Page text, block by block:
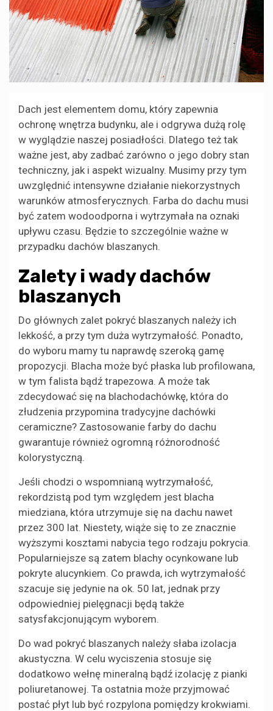
Dach jest elementem domu, który zapewnia
ochronę wnętrza budynku, ale i odgrywa dużą rolę
w wyglądzie naszej posiadłości. Dlatego też tak
ważne jest, aby zadbać zarówno o jego dobry stan
techniczny, jak i aspekt wizualny. Musimy przy tym
uwzględnić intensywne działanie niekorzystnych
warunków atmosferycznych. Farba do dachu musi
być zatem wodoodporna i wytrzymała na oznaki
upływu czasu. Będzie to szczególnie ważne w
przypadku dachów blaszanych.
Zalety i wady dachów
blaszanych
Do głównych zalet pokryć blaszanych należy ich
lekkość, a przy tym duża wytrzymałość. Ponadto,
do wyboru mamy tu naprawdę szeroką gamę
propozycji. Blacha może być płaska lub profilowana,
w tym falista bądź trapezowa. A może tak
zdecydować się na blachodachówkę, która do
złudzenia przypomina tradycyjne dachówki
ceramiczne? Zastosowanie farby do dachu
gwarantuje również ogromną różnorodność
kolorystyczną.
Jeśli chodzi o wspomnianą wytrzymałość,
rekordzistą pod tym względem jest blacha
miedziana, która utrzymuje się na dachu nawet
przez 300 lat. Niestety, wiąże się to ze znacznie
wyższymi kosztami nabycia tego rodzaju pokrycia.
Popularniejsze są zatem blachy ocynkowane lub
pokryte alucynkiem. Co prawda, ich wytrzymałość
szacuje się jedynie na ok. 50 lat, jednak przy
odpowiedniej pielęgnacji będą także
satysfakcjonującym wyborem.
Do wad pokryć blaszanych należy słaba izolacja
akustyczna. W celu wyciszenia stosuje się
dodatkowo wełnę mineralną bądź izolację z pianki
poliuretanowej. Ta ostatnia może przyjmować
postać płyt lub być rozpylona pomiędzy krokwiami.